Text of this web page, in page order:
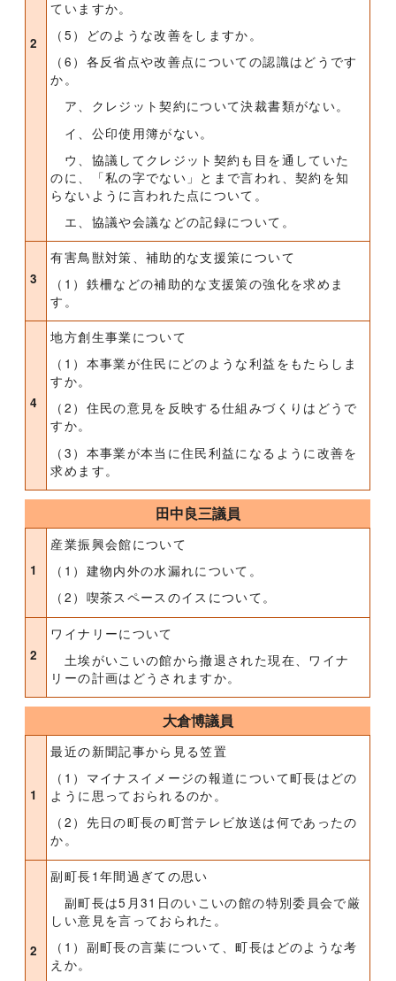
2
ていますか。
（5）どのような改善をしますか。
（6）各反省点や改善点についての認識はどうです
か。
ア、クレジット契約について決裁書類がない。
イ、公印使用簿がない。
ウ、協議してクレジット契約も目を通していた
のに、「私の字でない」とまで言われ、契約を知
らないように言われた点について。
エ、協議や会議などの記録について。
3
有害鳥獣対策、補助的な支援策について
（1）鉄柵などの補助的な支援策の強化を求めま
す。
4
地方創生事業について
（1）本事業が住民にどのような利益をもたらしま
すか。
（2）住民の意見を反映する仕組みづくりはどうで
すか。
（3）本事業が本当に住民利益になるように改善を
求めます。
田中良三議員
1
産業振興会館について
（1）建物内外の水漏れについて。
（2）喫茶スペースのイスについて。
2
ワイナリーについて
土埃がいこいの館から撤退された現在、ワイナ
リーの計画はどうされますか。
大倉博議員
1
最近の新聞記事から見る笠置
（1）マイナスイメージの報道について町長はどの
ように思っておられるのか。
（2）先日の町長の町営テレビ放送は何であったの
か。
2
副町長1年間過ぎての思い
副町長は5月31日のいこいの館の特別委員会で厳
しい意見を言っておられた。
（1）副町長の言葉について、町長はどのような考
えか。